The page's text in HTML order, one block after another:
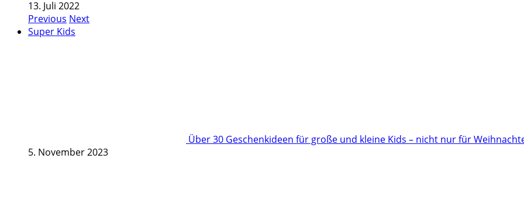
13. Juli 2022
Previous Next
Super Kids
Über 30 Geschenkideen für große und kleine Kids – nicht nur für
5. November 2023